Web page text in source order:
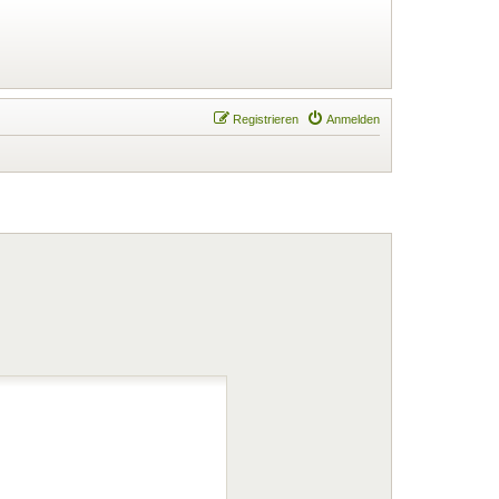
Anmelden
Registrieren